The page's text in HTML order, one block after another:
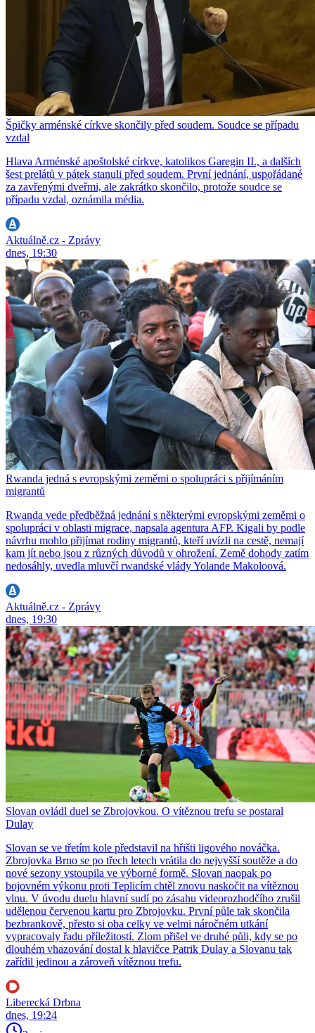
Špičky arménské církve skončily před soudem. Soudce se případu
vzdal
Hlava Arménské apoštolské církve, katolikos Garegin II., a dalších
šest prelátů v pátek stanuli před soudem. První jednání, uspořádané
za zavřenými dveřmi, ale zakrátko skončilo, protože soudce se
případu vzdal, oznámila média.
Aktuálně.cz - Zprávy
dnes, 19:30
Rwanda jedná s evropskými zeměmi o spolupráci s přijímáním
migrantů
Rwanda vede předběžná jednání s některými evropskými zeměmi o
spolupráci v oblasti migrace, napsala agentura AFP. Kigali by podle
návrhu mohlo přijímat rodiny migrantů, kteří uvízli na cestě, nemají
kam jít nebo jsou z různých důvodů v ohrožení. Země dohody zatím
nedosáhly, uvedla mluvčí rwandské vlády Yolande Makoloová.
Aktuálně.cz - Zprávy
dnes, 19:30
Slovan ovládl duel se Zbrojovkou. O vítěznou trefu se postaral
Dulay
Slovan se ve třetím kole představil na hřišti ligového nováčka.
Zbrojovka Brno se po třech letech vrátila do nejvyšší soutěže a do
nové sezony vstoupila ve výborné formě. Slovan naopak po
bojovném výkonu proti Teplicím chtěl znovu naskočit na vítěznou
vlnu. V úvodu duelu hlavní sudí po zásahu videorozhodčího zrušil
udělenou červenou kartu pro Zbrojovku. První půle tak skončila
bezbrankově, přesto si oba celky ve velmi náročném utkání
vypracovaly řadu příležitostí. Zlom přišel ve druhé půli, kdy se po
dlouhém vhazování dostal k hlavičce Patrik Dulay a Slovanu tak
zařídil jedinou a zároveň vítěznou trefu.
Liberecká Drbna
dnes, 19:24